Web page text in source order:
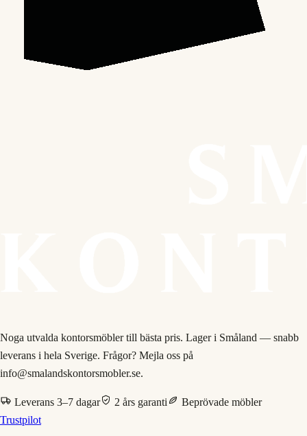
Noga utvalda kontorsmöbler till bästa pris. Lager i Småland — snabb
leverans i hela Sverige. Frågor? Mejla oss på
info@smalandskontorsmobler.se.
Leverans 3–7 dagar 2 års garanti
Beprövade möbler
Trustpilot